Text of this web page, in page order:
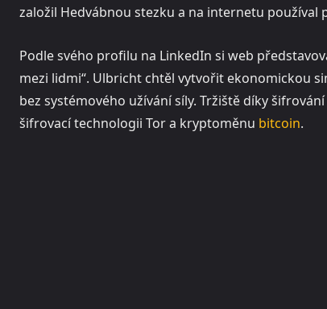
založil Hedvábnou stezku a na internetu používal
Podle svého profilu na LinkedIn si web
mezi lidmi“. Ulbricht chtěl vytvořit ekonomickou
bez systémového užívání síly. Tržiště díky
šifrovací technologii Tor a kryptoměnu bitcoin.